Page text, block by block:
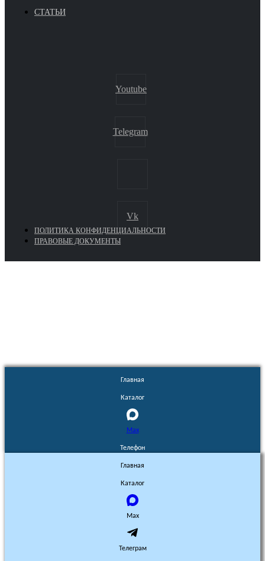
СТАТЬИ
Youtube
Telegram
Vk
ПОЛИТИКА КОНФИДЕНЦИАЛЬНОСТИ
ПРАВОВЫЕ ДОКУМЕНТЫ
Главная
Каталог
Max
Телефон
Главная
Каталог
Max
Телеграм